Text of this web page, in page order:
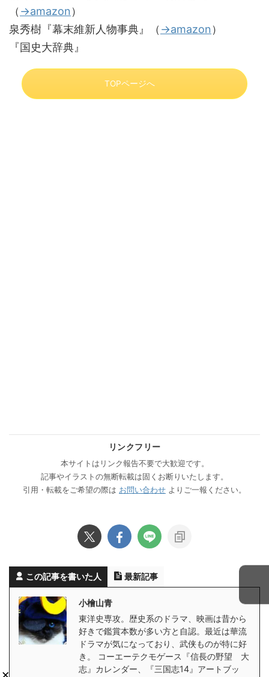
（ →amazon）
泉秀樹『幕末維新人物事典』（ →amazon）
『国史大辞典』
TOPページへ
リンクフリー
本サイトはリンク報告不要で大歓迎です。
記事やイラストの無断転載は固くお断りいたします。
引用・転載をご希望の際は お問い合わせ よりご一報ください。
この記事を書いた人 最新記事
小檜山青
東洋史専攻。歴史系のドラマ、映画は昔から
好きで鑑賞本数が多い方と自認。最近は華流
ドラマが気になっており、武侠ものが特に好
き。 コーエーテクモゲース『信長の野望 大
志』カレンダー、『三国志14』アートブッ